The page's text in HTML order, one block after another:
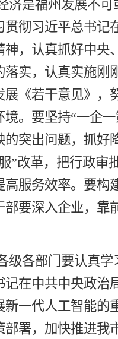
济是福州发展不可
贯彻习近平总书记
神，认真抓好中央
落实，认真实施刚
展《若干意见》，
。要坚持“一企
的突出问题，抓好
”改革，把行政审
高服务效率。要构
部要深入企业，靠
级各部门要认真学
记在中共中央政治
新一代人工智能的
部署，加快推进我